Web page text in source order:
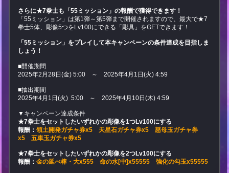
さらに★7拳士も「55ミッション」の報酬で獲得できます！
「55ミッション」は第1弾～第5弾まで開催されますので、最大で★7
拳士5体、彫像5つをLv100にできる「彫具」をGETできます！
「55ミッション」をプレイして本キャンペーンの条件達成を目指しま
しょう！
■開催期間
2025年2月28日(金) 5:00 ～ 2025年4月1日(火) 4:59
■抽出期間
2025年4月1日(火) 5:00 ～ 2025年4月10日(木) 4:59
▼キャンペーン達成条件
★7拳士をセットしたいずれかの彫像を1つLv100にする
報酬：領土開発ガチャ券x5 天星石ガチャ券x5 慈母玉ガチャ券
x5 五車玉ガチャ券x5
★7拳士をセットしたいずれかの彫像を2つLv100にする
報酬：金の延べ棒・大x555 命の水[中]x55555 強化の勾玉x55555